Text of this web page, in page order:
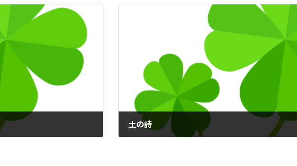
土の詩